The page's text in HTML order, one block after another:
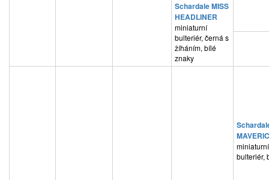
Schardale MISS
HEADLINER
miniaturní
bulteriér, černá s
žíháním, bílé
znaky
miniaturní
bulteriér,